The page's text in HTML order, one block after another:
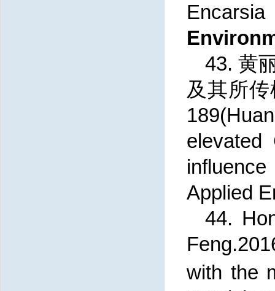
43.黄
及其所
Applied
44.
Feng
with the